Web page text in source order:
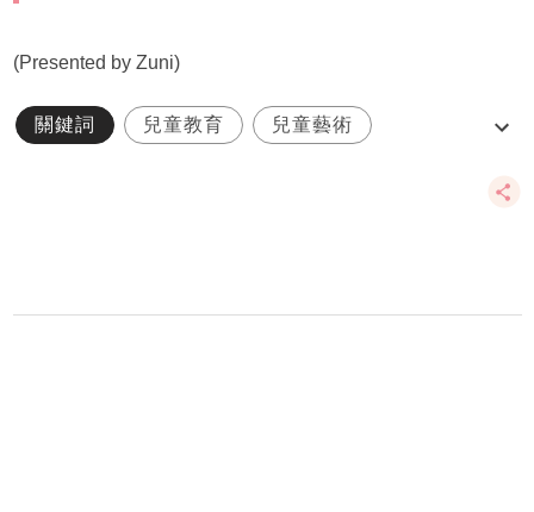
(Presented by Zuni)
關鍵詞 兒童教育 兒童藝術